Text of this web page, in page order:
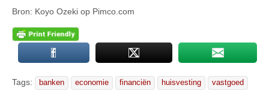
Bron: Koyo Ozeki op Pimco.com
Tags: banken economie financiën huisvesting vastgoed